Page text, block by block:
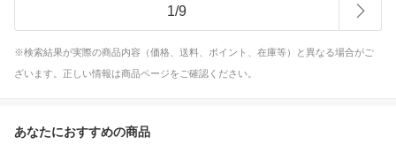
1/9
※検索結果が実際の商品内容（価格、送料、ポイント、在庫等）と異なる場合がご
ざいます。正しい情報は商品ページをご確認ください。
あなたにおすすめの商品